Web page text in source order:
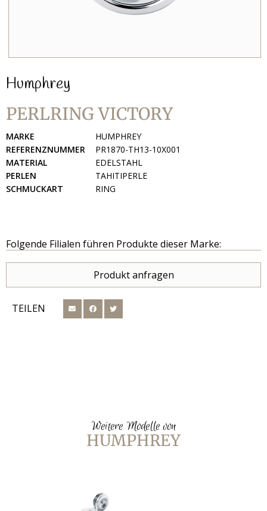
Humphrey
PERLRING VICTORY
MARKE
HUMPHREY
REFERENZNUMMER
PR1870-TH13-10X001
MATERIAL
EDELSTAHL
PERLEN
TAHITIPERLE
SCHMUCKART
RING
Folgende Filialen führen Produkte dieser Marke:
Produkt anfragen
TEILEN
Weitere Modelle von
HUMPHREY